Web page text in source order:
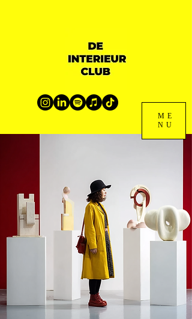
ME
NU